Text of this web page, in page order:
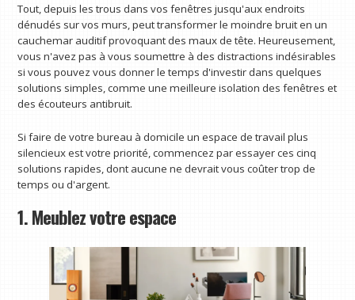
Tout, depuis les trous dans vos fenêtres jusqu'aux endroits
dénudés sur vos murs, peut transformer le moindre bruit en un
cauchemar auditif provoquant des maux de tête. Heureusement,
vous n'avez pas à vous soumettre à des distractions indésirables
si vous pouvez vous donner le temps d'investir dans quelques
solutions simples, comme une meilleure isolation des fenêtres et
des écouteurs antibruit.
Si faire de votre bureau à domicile un espace de travail plus
silencieux est votre priorité, commencez par essayer ces cinq
solutions rapides, dont aucune ne devrait vous coûter trop de
temps ou d'argent.
1. Meublez votre espace